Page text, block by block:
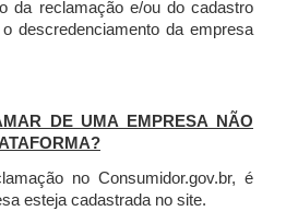
da reclamação e/ou do cadastro
descredenciamento da empresa
DE UMA EMPRESA NÃO
no Consumidor.gov.br, é
esteja cadastrada no site.